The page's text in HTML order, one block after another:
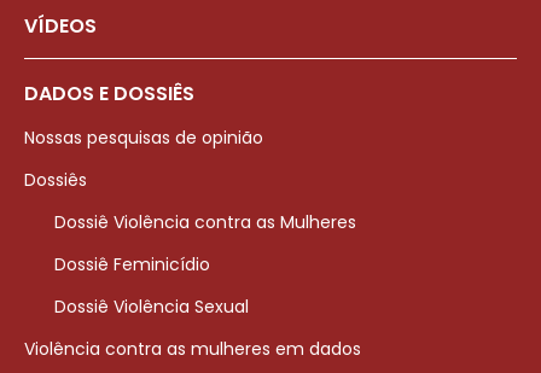
VÍDEOS
DADOS E DOSSIÊS
Nossas pesquisas de opinião
Dossiês
Dossiê Violência contra as Mulheres
Dossiê Feminicídio
Dossiê Violência Sexual
Violência contra as mulheres em dados